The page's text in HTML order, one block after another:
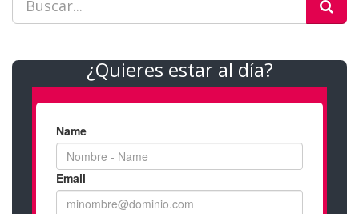
¿Quieres estar al día?